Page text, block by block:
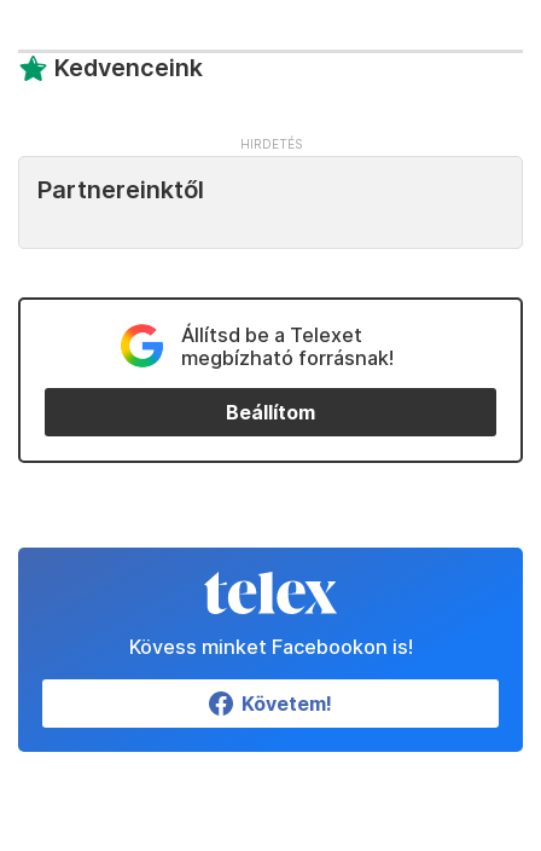
Kedvenceink
Partnereinktől
Állítsd be a Telexet
megbízható forrásnak!
Beállítom
Kövess minket Facebookon is!
Követem!